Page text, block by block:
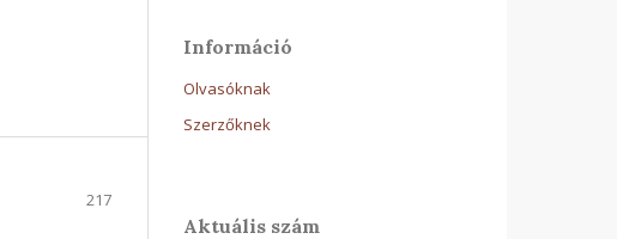
217
Információ
Olvasóknak
Szerzőknek
Aktuális szám